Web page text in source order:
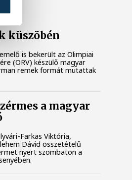
küszöbén
is bekerült az Olimpiai
(ORV) készülő magyar
remek formát mutattak
a magyar
Farkas Viktória,
Dávid összetételű
nyert szombaton a